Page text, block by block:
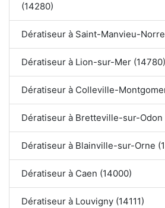
(14280)
Dératiseur à Saint-Manvieu-
Dératiseur à Lion-sur-Mer (14780)
Dératiseur à Colleville-
Dératiseur à Bretteville-sur-Odon
Dératiseur à Blainville-sur-Orne
Dératiseur à Caen (14000)
Dératiseur à Louvigny (14111)